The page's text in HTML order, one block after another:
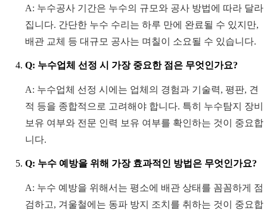
A: 누수공사 기간은 누수의 규모와 공사 방법에 따라 달라
집니다. 간단한 누수 수리는 하루 만에 완료될 수 있지만,
배관 교체 등 대규모 공사는 며칠이 소요될 수 있습니다.
Q: 누수업체 선정 시 가장 중요한 점은 무엇인가요?
A: 누수업체 선정 시에는 업체의 경험과 기술력, 평판, 견
적 등을 종합적으로 고려해야 합니다. 특히 누수탐지 장비
보유 여부와 전문 인력 보유 여부를 확인하는 것이 중요합
니다.
Q: 누수 예방을 위해 가장 효과적인 방법은 무엇인가요?
A: 누수 예방을 위해서는 평소에 배관 상태를 꼼꼼하게 점
검하고, 겨울철에는 동파 방지 조치를 취하는 것이 중요합